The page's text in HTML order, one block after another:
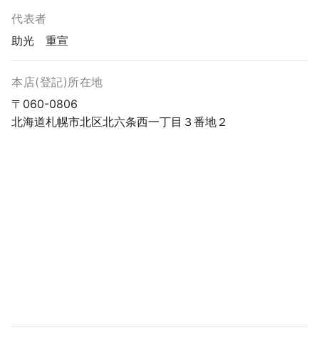
代表者
助光 重宣
本店(登記)所在地
〒060-0806
北海道札幌市北区北六条西一丁目３番地２